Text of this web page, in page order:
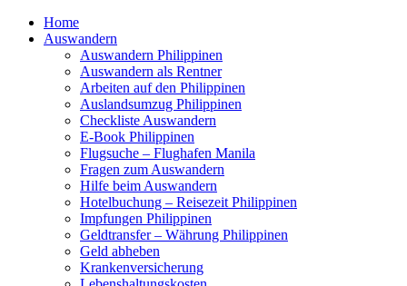
Home
Auswandern
Auswandern Philippinen
Auswandern als Rentner
Arbeiten auf den Philippinen
Auslandsumzug Philippinen
Checkliste Auswandern
E-Book Philippinen
Flugsuche – Flughafen Manila
Fragen zum Auswandern
Hilfe beim Auswandern
Hotelbuchung – Reisezeit Philippinen
Impfungen Philippinen
Geldtransfer – Währung Philippinen
Geld abheben
Krankenversicherung